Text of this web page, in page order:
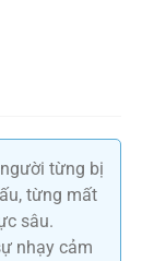
từng bị
từng mất
sâu.
nhạy cảm